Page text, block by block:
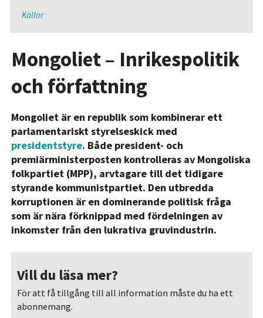
Källor
Mongoliet – Inrikespolitik
och författning
Mongoliet är en republik som kombinerar ett
parlamentariskt styrelseskick med
presidentstyre. Både president- och
premiärministerposten kontrolleras av Mongoliska
folkpartiet (MPP), arvtagare till det tidigare
styrande kommunistpartiet. Den utbredda
korruptionen är en dominerande politisk fråga
som är nära förknippad med fördelningen av
inkomster från den lukrativa gruvindustrin.
Vill du läsa mer?
För att få tillgång till all information måste du ha ett
abonnemang.